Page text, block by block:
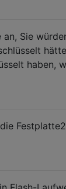
Sie
haben,